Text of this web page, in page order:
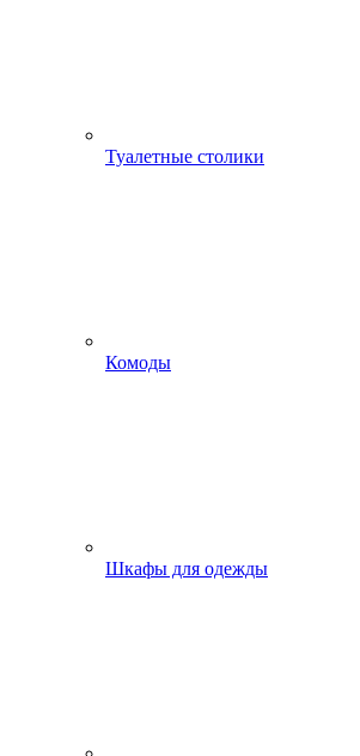
Туалетные столики
Комоды
Шкафы для одежды